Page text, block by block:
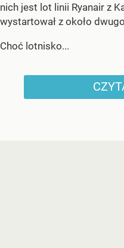
nich jest lot linii Ryanair z
wystartował z około
Choć lotnisko...